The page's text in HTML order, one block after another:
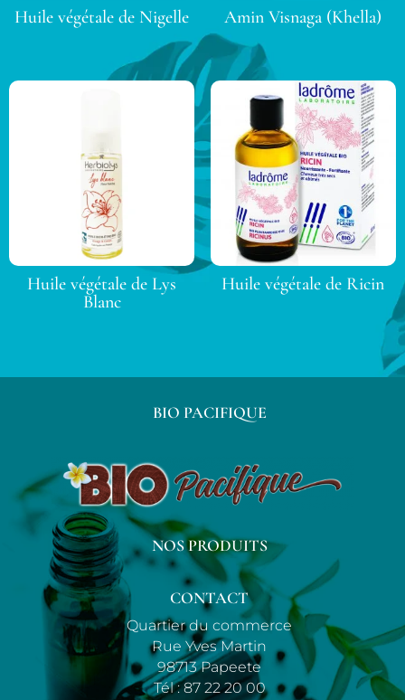
Huile végétale de Nigelle Amin Visnaga (Khella)
Huile végétale de Lys
Blanc
Huile végétale de Ricin
BIO PACIFIQUE
NOS PRODUITS
CONTACT
Quartier du commerce
Rue Yves Martin
98713 Papeete
Tél :87 22 20 00